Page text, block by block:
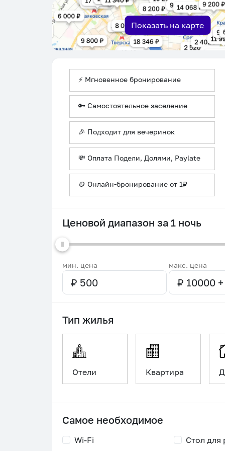
Показать на карте
⚡ Мгновенное бронирование
🔑 Самостоятельное заселение
🎉 Подходит для вечеринок
💸 Оплата Подели, Долями, Paylate
🪙 Онлайн-бронирование от 1₽
Ценовой диапазон за 1 ночь
мин. цена макс. цена
Тип жилья
Отели Квартира
Самое необходимое
Wi-Fi
Стол для